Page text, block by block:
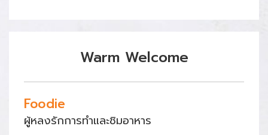
Warm Welcome
Foodie
ผู้หลงรักการทำและชิมอาหาร